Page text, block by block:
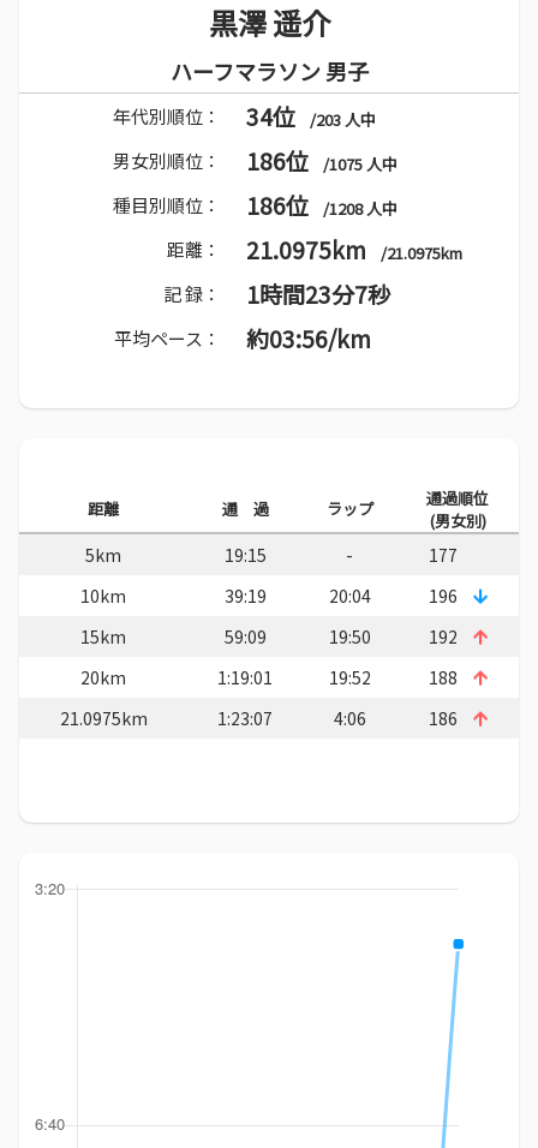
黒澤 遥介
ハーフマラソン 男子
年代別順位： 34位 /203 人中
男女別順位： 186位 /1075 人中
種目別順位： 186位 /1208 人中
距離： 21.0975km /21.0975km
記 録： 1時間23分7秒
平均ペース： 約03:56/km
距離 通 過 ラップ
通過順位
(男女別)
5km 19:15 -
177
10km
39:19 20:04
196
15km
59:09 19:50
192
20km
1:19:01 19:52
188
21.0975km
1:23:07 4:06 186